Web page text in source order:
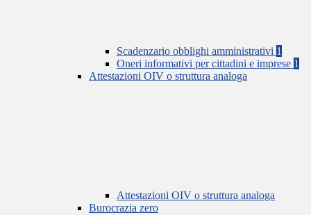
Scadenzario obblighi amministrativi 1
Oneri informativi per cittadini e imprese 1
Attestazioni OIV o struttura analoga
Attestazioni OIV o struttura analoga
Burocrazia zero